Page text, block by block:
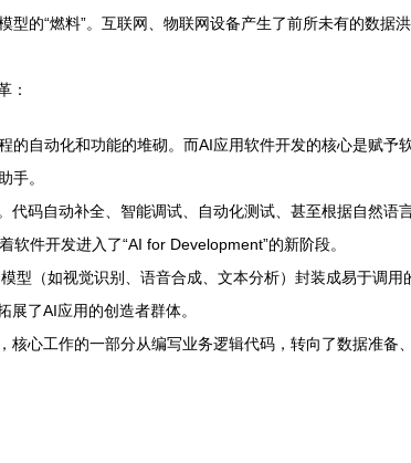
型的“燃料”。互联网、物联网设备产生了前所未有的数据
：
的自动化和功能的堆砌。而AI应用软件开发的核心是赋
手。
代码自动补全、智能调试、自动化测试、甚至根据自然
件开发进入了“AI for Development”的新阶段。
模型（如视觉识别、语音合成、文本分析）封装成易于调
了AI应用的创造者群体。
核心工作的一部分从编写业务逻辑代码，转向了数据准